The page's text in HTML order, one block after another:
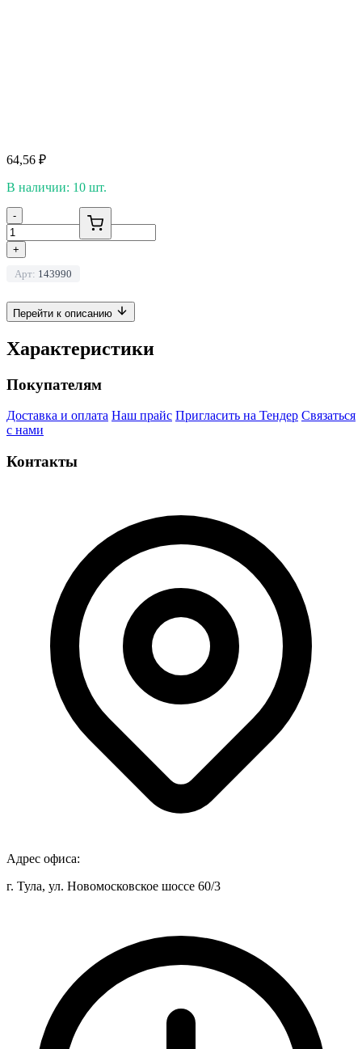
64,56 ₽
В наличии: 10 шт.
-
+
Арт: 143990
Перейти к описанию
Характеристики
Покупателям
Доставка и оплата Наш прайс Пригласить на Тендер Связаться
с нами
Контакты
Адрес офиса:
г. Тула, ул. Новомосковское шоссе 60/3